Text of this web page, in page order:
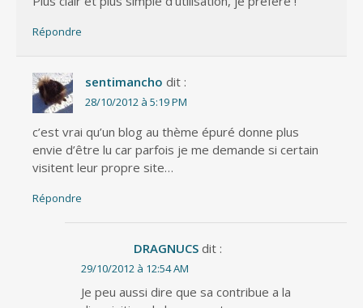
Répondre
sentimancho dit :
28/10/2012 à 5:19 PM
c’est vrai qu’un blog au thème épuré donne plus
envie d’être lu car parfois je me demande si certain
visitent leur propre site…
Répondre
DRAGNUCS dit :
29/10/2012 à 12:54 AM
Je peu aussi dire que sa contribue a la